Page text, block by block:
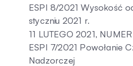
ESPI 8/2021 Wysokość
styczniu 2021 r.
11 LUTEGO 2021,
ESPI 7/2021 Powołanie
Nadzorczej